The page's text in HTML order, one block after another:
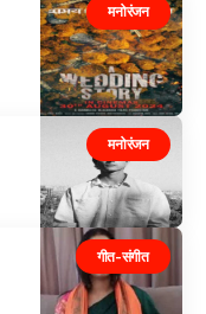
मनोरंजन
मनोरंजन
गीत-संगीत